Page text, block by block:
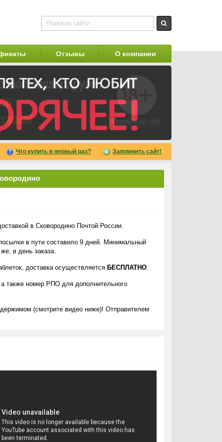
Отзывы О компании
Что купить в первый раз? Запомнить сайт!
в Сковородино Почтой России.
в пути составило 9 дней. Минимальный
в день заказа.
доставка осуществляется БЕСПЛАТНО.
также номер РПО для дополнительного
(смотрите видео ниже)! Отправителем